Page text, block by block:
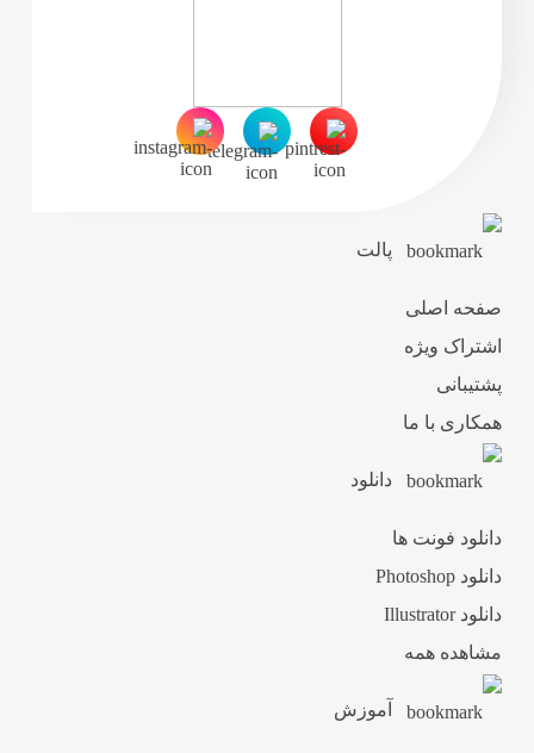
پالت
صفحه اصلی
اشتراک ویژه
پشتیبانی
همکاری با ما
دانلود
دانلود فونت ها
دانلود Photoshop
دانلود Illustrator
مشاهده همه
آموزش